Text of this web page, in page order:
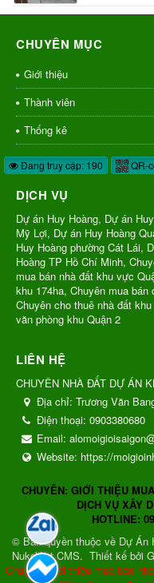
CHUYÊN MỤC
Giới thiệu
Thành viên
Thống kê
Đang truy cập: 190 QR-
DỊCH VỤ
Dự án Huy Hoàng, Dự án
Mỹ Lợi, Dự án Huy Hoàng
Huy Hoàng phường Cát Lái,
Hoàng TP Hồ Chí Minh,
mua bán nhà đất khu vực
khu 174ha, Chuyên mua
Chuyên cho thuê nhà đất
văn phòng khu Quận 2
LIÊN HỆ
CHUYÊN NHÀ ĐẤT DỰ ÁN
Địa chỉ: Trương Văn
Điện thoại: 0903380680
Email:
Website: https://
CHUYÊN: GIỚI THIỆU
DỊCH VỤ XÂY
HOTLINE:
© Bản quyền thuộc về Dự Án
NukeViet CMS. Thiết kế bởi
Chuyên: Giới thiệu mua bán